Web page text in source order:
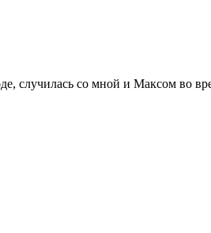
случилась со мной и Максом во